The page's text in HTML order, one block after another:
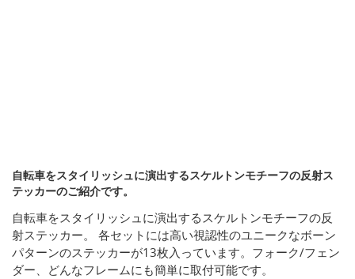
自転車をスタイリッシュに演出するスケルトンモチーフの反射ス
テッカーのご紹介です。
自転車をスタイリッシュに演出するスケルトンモチーフの反
射ステッカー。 各セットには高い視認性のユニークなボーン
パターンのステッカーが13枚入っています。フォーク/フェン
ダー、どんなフレームにも簡単に取付可能です。